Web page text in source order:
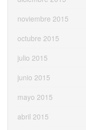
noviembre 2015
octubre 2015
julio 2015
junio 2015
mayo 2015
abril 2015